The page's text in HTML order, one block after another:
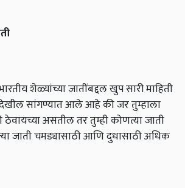
शेळ्यांच्या जातींबद्दल खुप सारी माहिती
सांगण्यात आले आहे की जर तुम्हाला
असतील तर तुम्ही कोणत्या जाती
जाती चमड्यासाठी आणि दुधासाठी अधिक